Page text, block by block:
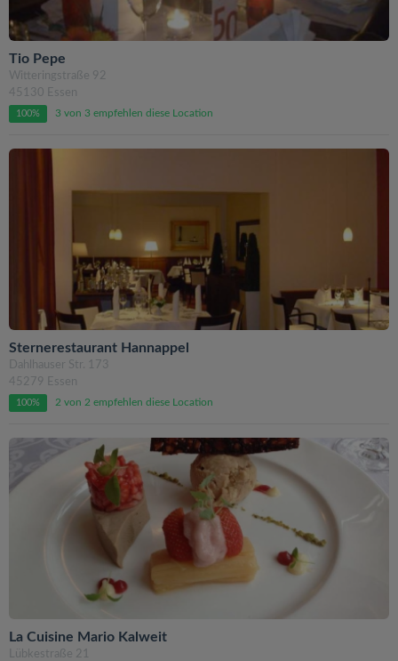
Tio Pepe
Witteringstraße 92
45130 Essen
100% 3 von 3 empfehlen diese Location
Sternerestaurant Hannappel
Dahlhauser Str. 173
45279 Essen
100% 2 von 2 empfehlen diese Location
La Cuisine Mario Kalweit
Lübkestraße 21